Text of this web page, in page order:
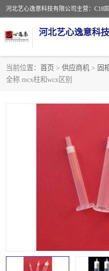
河北艺心逸意科
当前位置： 首页 > 供应商机 > 固
全称 mcx柱和wcx区别
固相萃取柱